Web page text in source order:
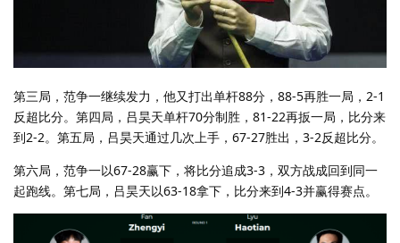
第三局，范争一继续发力，他又打出单杆88分，88-5再胜一局，2-1
反超比分。第四局，吕昊天单杆70分制胜，81-22再扳一局，比分来
到2-2。第五局，吕昊天通过几次上手，67-27胜出，3-2反超比分。
第六局，范争一以67-28赢下，将比分追成3-3，双方战成回到同一
起跑线。第七局，吕昊天以63-18拿下，比分来到4-3并赢得赛点。